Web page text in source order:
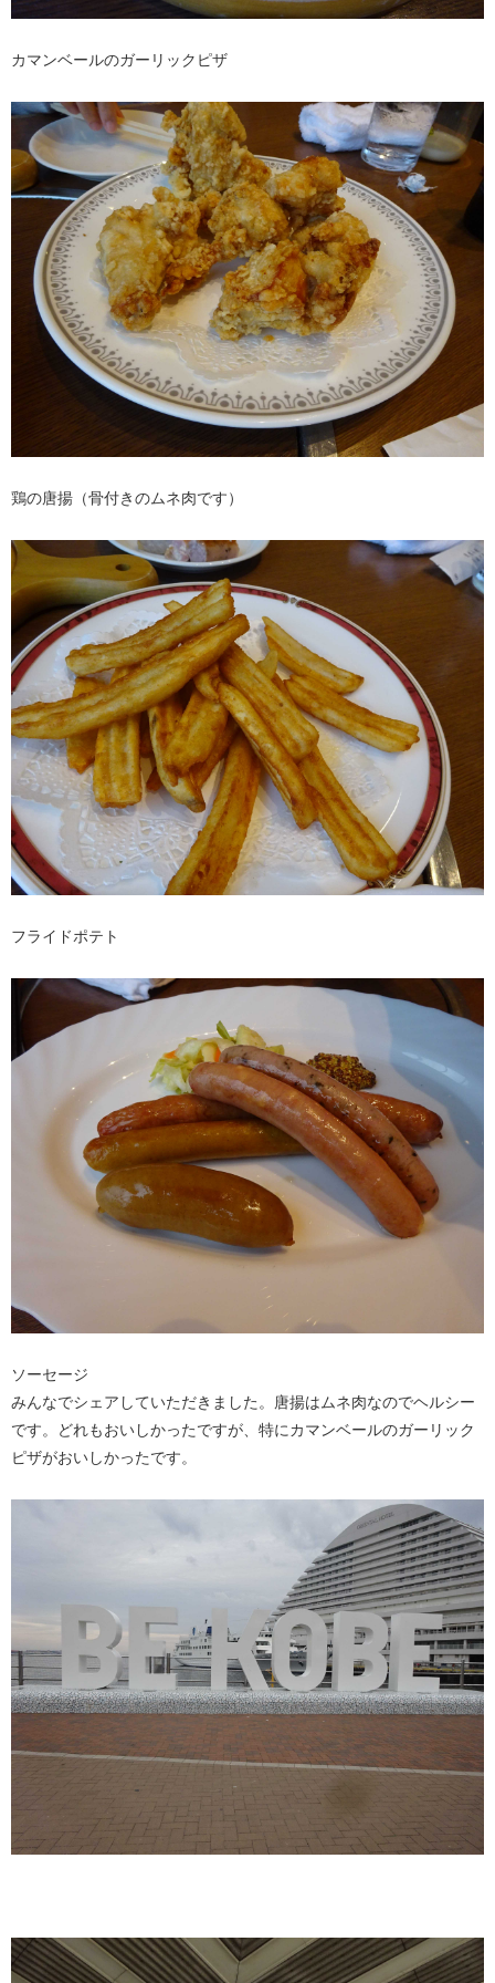
カマンベールのガーリックピザ
鶏の唐揚（骨付きのムネ肉です）
フライドポテト
ソーセージ
みんなでシェアしていただきました。唐揚はムネ肉なのでヘルシー
です。どれもおいしかったですが、特にカマンベールのガーリック
ピザがおいしかったです。